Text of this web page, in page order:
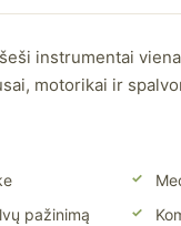
instrumentai
motorikai ir
pažinimą